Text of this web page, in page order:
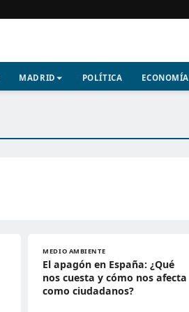
MADRID POLÍTICA ECONOMÍA
MEDIO AMBIENTE
El apagón en España: ¿Qué
nos cuesta y cómo nos afecta
como ciudadanos?